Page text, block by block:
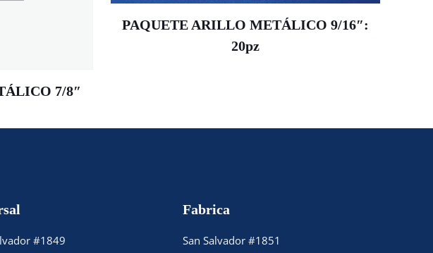
7/8″
PAQUETE ARILLO METÁLICO 9/16″:
20pz
#1849
Fabrica
San Salvador #1851